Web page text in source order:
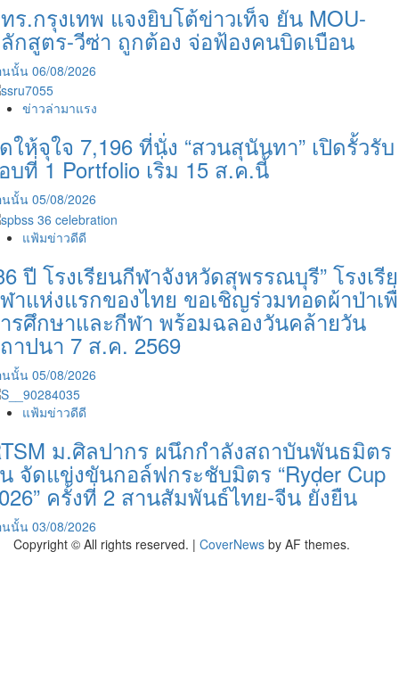
ร.กรุงเทพ แจงยิบโต้ข่าวเท็จ ยัน MOU-
กสูตร-วีซ่า ถูกต้อง จ่อฟ้องคนบิดเบือน
นนั้น 06/08/2026
ข่าวล่ามาแรง
ให้จุใจ 7,196 ที่นั่ง “สวนสุนันทา” เปิดรั้วรับ
บที่ 1 Portfolio เริ่ม 15 ส.ค.นี้
นนั้น 05/08/2026
แฟ้มข่าวดีดี
ปี โรงเรียนกีฬาจังหวัดสุพรรณบุรี” โรงเรี
าแห่งแรกของไทย ขอเชิญร่วมทอดผ้าป่าเ
รศึกษาและกีฬา พร้อมฉลองวันคล้ายวัน
าปนา 7 ส.ค. 2569
นนั้น 05/08/2026
แฟ้มข่าวดีดี
ม.ศิลปากร ผนึกกำลังสถาบันพันธมิตร
จัดแข่งขันกอล์ฟกระชับมิตร “Ryder Cup
ครั้งที่ 2 สานสัมพันธ์ไทย-จีน ยั่งยืน
นนั้น 03/08/2026
Copyright © All rights reserved. | CoverNews by AF themes.